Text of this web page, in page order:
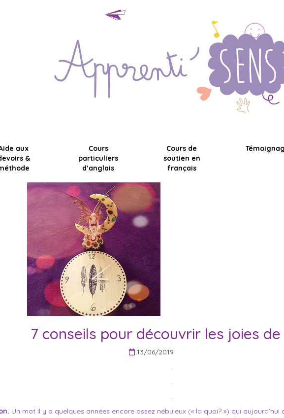
aux
&
Cours
particuliers
d’anglais
Cours de
soutien en
français
7 conseils pour découvrir les joies
13/06/2019
.
.
.
Un mot il y a quelques années encore assez nébuleux (« la quoi? ») qui aujourd’hui